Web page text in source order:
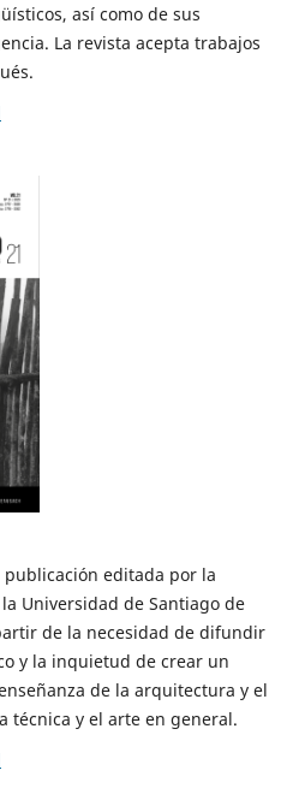
así como de sus
La revista acepta trabajos
publicación editada por la
Universidad de Santiago de
de la necesidad de difundir
y la inquietud de crear un
de la arquitectura y el
técnica y el arte en general.